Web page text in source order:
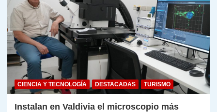
CIENCIA Y TECNOLOGÍA DESTACADAS TURISMO
Instalan en Valdivia el microscopio más